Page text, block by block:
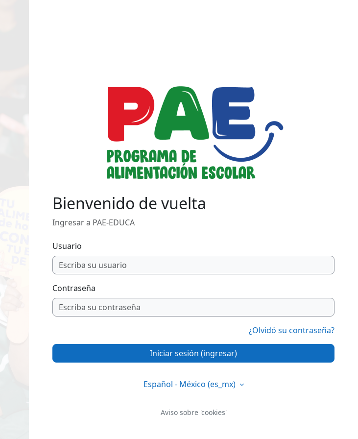
Bienvenido de vuelta
Ingresar a PAE-EDUCA
Usuario
Contraseña
¿Olvidó su contraseña?
Iniciar sesión (ingresar)
Español - México ‎(es_mx)‎
Aviso sobre 'cookies'